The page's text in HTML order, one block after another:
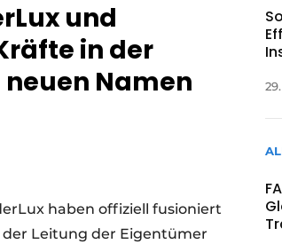
und
in der
Namen
haben offiziell fusioniert
Leitung der Eigentümer